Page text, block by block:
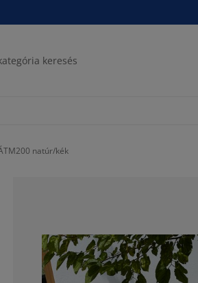
natúr/kék